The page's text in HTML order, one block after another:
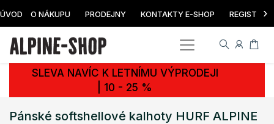
ÚVOD O NÁKUPU PRODEJNY KONTAKTY E-SHOP ›
SLEVA NAVÍC K LETNÍMU VÝPRODEJI
| 10 - 25 %
Pánské softshellové kalhoty HURF ALPINE